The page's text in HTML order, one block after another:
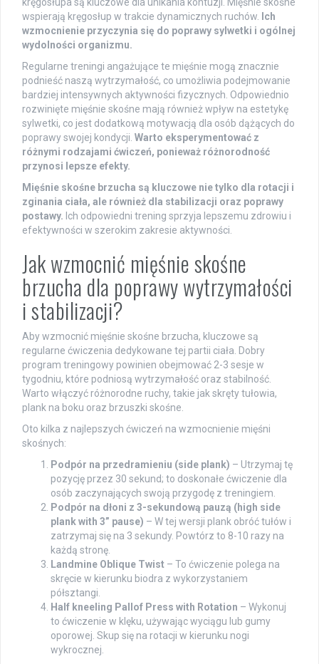
wspierają kręgosłup w trakcie dynamicznych ruchów. Ich
wzmocnienie przyczynia się do poprawy sylwetki i ogólnej
wydolności organizmu.
Regularne treningi angażujące te mięśnie mogą znacznie
podnieść naszą wytrzymałość, co umożliwia podejmowanie
bardziej intensywnych aktywności fizycznych. Odpowiednio
rozwinięte mięśnie skośne mają również wpływ na estetykę
sylwetki, co jest dodatkową motywacją dla osób dążących do
poprawy swojej kondycji. Warto eksperymentować z
różnymi rodzajami ćwiczeń, ponieważ różnorodność
przynosi lepsze efekty.
Mięśnie skośne brzucha są kluczowe nie tylko dla rotacji i
zginania ciała, ale również dla stabilizacji oraz poprawy
postawy. Ich odpowiedni trening sprzyja lepszemu zdrowiu i
efektywności w szerokim zakresie aktywności.
Jak wzmocnić mięśnie skośne
brzucha dla poprawy wytrzymałości
i stabilizacji?
Aby wzmocnić mięśnie skośne brzucha, kluczowe są
regularne ćwiczenia dedykowane tej partii ciała. Dobry
program treningowy powinien obejmować 2-3 sesje w
tygodniu, które podniosą wytrzymałość oraz stabilność.
Warto włączyć różnorodne ruchy, takie jak skręty tułowia,
plank na boku oraz brzuszki skośne.
Oto kilka z najlepszych ćwiczeń na wzmocnienie mięśni
skośnych:
Podpór na przedramieniu (side plank) – Utrzymaj tę
pozycję przez 30 sekund; to doskonałe ćwiczenie dla
osób zaczynających swoją przygodę z treningiem.
Podpór na dłoni z 3-sekundową pauzą (high side
plank with 3” pause) – W tej wersji plank obróć tułów i
zatrzymaj się na 3 sekundy. Powtórz to 8-10 razy na
każdą stronę.
Landmine Oblique Twist – To ćwiczenie polega na
skręcie w kierunku biodra z wykorzystaniem
półsztangi.
Half kneeling Pallof Press with Rotation – Wykonuj
to ćwiczenie w klęku, używając wyciągu lub gumy
oporowej. Skup się na rotacji w kierunku nogi
wykrocznej.